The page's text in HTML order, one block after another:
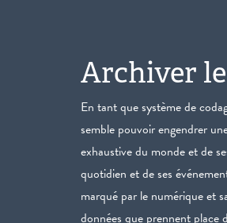
Archiver
En tant que système de
semble pouvoir engendrer
exhaustive du monde et de
quotidien et de ses
marqué par le numérique et
données que prennent place